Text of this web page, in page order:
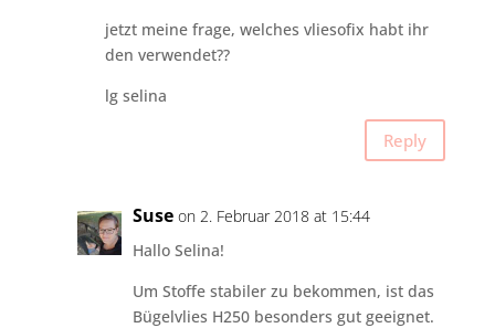
jetzt meine frage, welches vliesofix habt ihr
den verwendet??
lg selina
Reply
Suse on 2. Februar 2018 at 15:44
Hallo Selina!
Um Stoffe stabiler zu bekommen, ist das
Bügelvlies H250 besonders gut geeignet.